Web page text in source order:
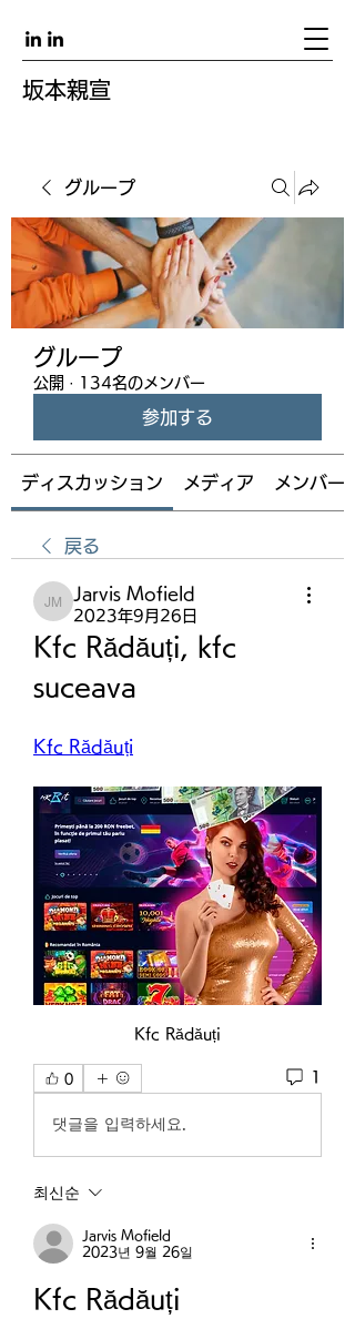
坂本親宣
グループ
グループ
公開 · 134名のメンバー
参加する
ディスカッション メディア メンバー
戻る
Jarvis Mofield
Jarvis Mofield
2023年9月26日
Kfc Rădăuți, kfc
suceava
Kfc Rădăuți
Kfc Rădăuți
0 1
댓글을 입력하세요.
최신순
Jarvis Mofield
2023년 9월 26일
Kfc Rădăuți